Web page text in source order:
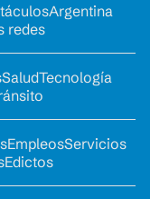
Argentina
redes
SaludTecnología
EmpleosServicios
Edictos